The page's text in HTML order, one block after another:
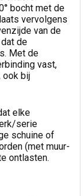
bocht met de
vervolgens
van de
de
Met de
vast,
ook bij
elke
serie
schuine of
(met muur-
ontlasten.